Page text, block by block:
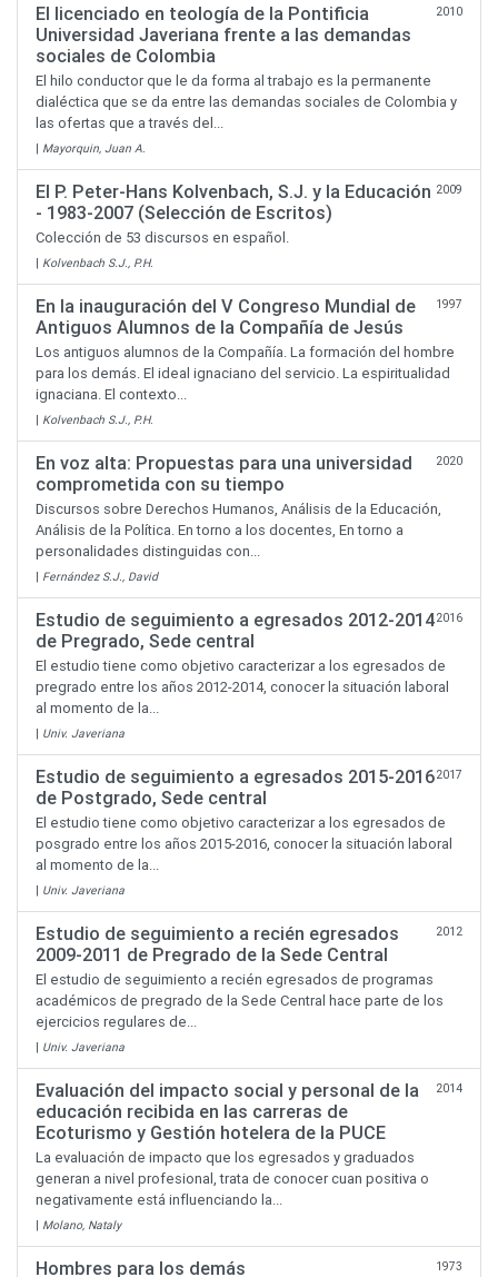
El licenciado en teología de la Pontificia
Universidad Javeriana frente a las demandas
sociales de Colombia
2010
El hilo conductor que le da forma al trabajo es la permanente
dialéctica que se da entre las demandas sociales de Colombia y
las ofertas que a través del...
| Mayorquin, Juan A.
El P. Peter-Hans Kolvenbach, S.J. y la Educación
- 1983-2007 (Selección de Escritos)
2009
Colección de 53 discursos en español.
| Kolvenbach S.J., P.H.
En la inauguración del V Congreso Mundial de
Antiguos Alumnos de la Compañía de Jesús
1997
Los antiguos alumnos de la Compañía. La formación del hombre
para los demás. El ideal ignaciano del servicio. La espiritualidad
ignaciana. El contexto...
| Kolvenbach S.J., P.H.
En voz alta: Propuestas para una universidad
comprometida con su tiempo
2020
Discursos sobre Derechos Humanos, Análisis de la Educación,
Análisis de la Política. En torno a los docentes, En torno a
personalidades distinguidas con...
| Fernández S.J., David
Estudio de seguimiento a egresados 2012-2014
de Pregrado, Sede central
2016
El estudio tiene como objetivo caracterizar a los egresados de
pregrado entre los años 2012-2014, conocer la situación laboral
al momento de la...
| Univ. Javeriana
Estudio de seguimiento a egresados 2015-2016
de Postgrado, Sede central
2017
El estudio tiene como objetivo caracterizar a los egresados de
posgrado entre los años 2015-2016, conocer la situación laboral
al momento de la...
| Univ. Javeriana
Estudio de seguimiento a recién egresados
2009-2011 de Pregrado de la Sede Central
2012
El estudio de seguimiento a recién egresados de programas
académicos de pregrado de la Sede Central hace parte de los
ejercicios regulares de...
| Univ. Javeriana
Evaluación del impacto social y personal de la
educación recibida en las carreras de
Ecoturismo y Gestión hotelera de la PUCE
2014
La evaluación de impacto que los egresados y graduados
generan a nivel profesional, trata de conocer cuan positiva o
negativamente está influenciando la...
| Molano, Nataly
Hombres para los demás 1973